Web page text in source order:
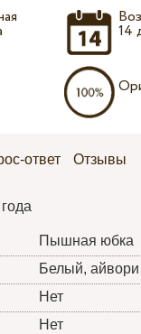
14
ответ Отзывы
Пышная юбка
Белый, айвори
Нет
Нет